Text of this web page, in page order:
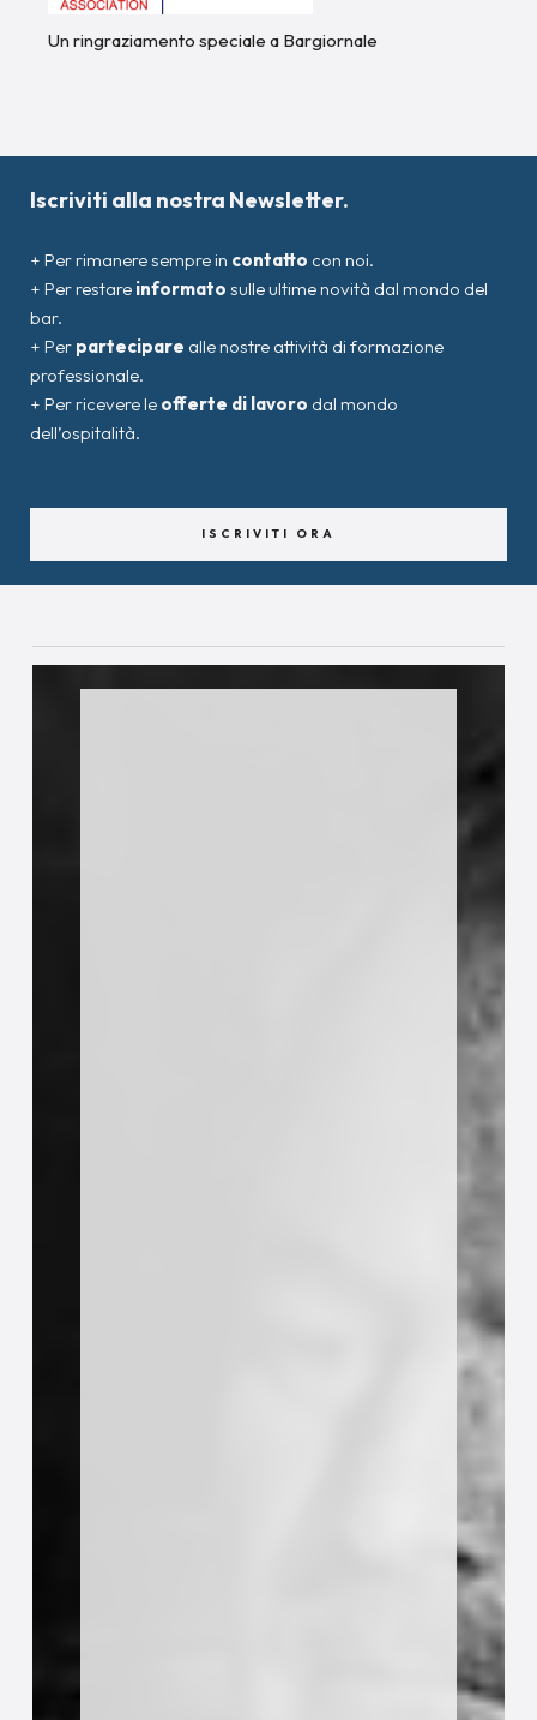
Un ringraziamento speciale a Bargiornale
Iscriviti alla nostra Newsletter.
+ Per rimanere sempre in contatto con noi.
+ Per restare informato sulle ultime novità dal mondo del
bar.
+ Per partecipare alle nostre attività di formazione
professionale.
+ Per ricevere le offerte di lavoro dal mondo
dell’ospitalità.
ISCRIVITI ORA